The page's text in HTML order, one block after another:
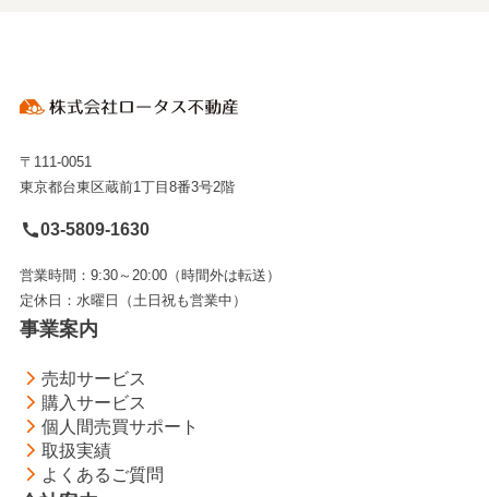
〒111-0051
東京都台東区蔵前1丁目8番3号2階
03-5809-1630
営業時間：9:30～20:00（時間外は転送）
定休日：水曜日（土日祝も営業中）
事業案内
売却サービス
購入サービス
個人間売買サポート
取扱実績
よくあるご質問